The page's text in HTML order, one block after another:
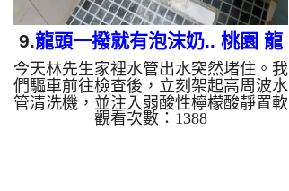
9.龍頭一撥就有泡沫奶.. 桃園 龍
潭 向陽二街 洗水管
今天林先生家裡水管出水突然堵住。我
們驅車前往檢查後，立刻架起高周波水
管清洗機，並注入弱酸性檸檬酸靜置軟
化管垢。 不出所料，螺旋波模式一啟
觀看次數：1388